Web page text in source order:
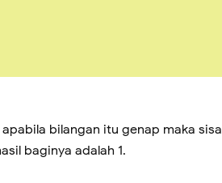
bilangan itu genap maka sisa
baginya adalah 1.